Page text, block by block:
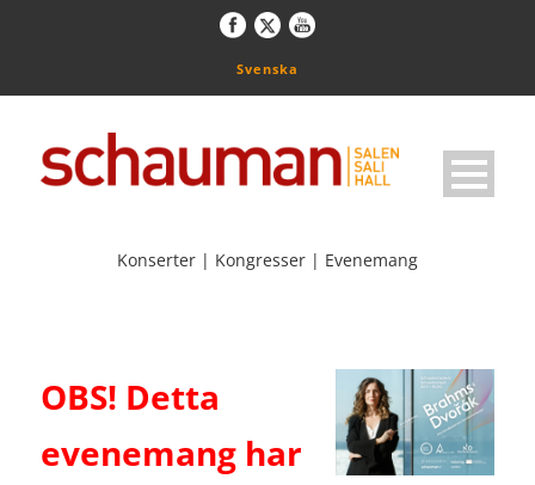
Svenska
Konserter | Kongresser | Evenemang
OBS! Detta
evenemang har